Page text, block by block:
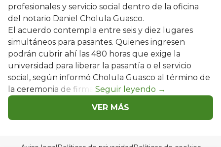
profesionales y servicio social dentro de la oficina
del notario Daniel Cholula Guasco.
El acuerdo contempla entre seis y diez lugares
simultáneos para pasantes. Quienes ingresen
podrán cubrir ahí las 480 horas que exige la
universidad para liberar la pasantía o el servicio
social, según informó Cholula Guasco al término de
la ceremonia de firma.
VER MÁS